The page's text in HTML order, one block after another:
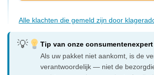
Alle klachten die gemeld zijn door
Tip van onze consumentenexpert
Als uw pakket niet aankomt, is de
verantwoordelijk — niet de